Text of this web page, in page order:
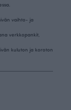
vaihto- ja
verkkopankit,
kuluton ja koroton